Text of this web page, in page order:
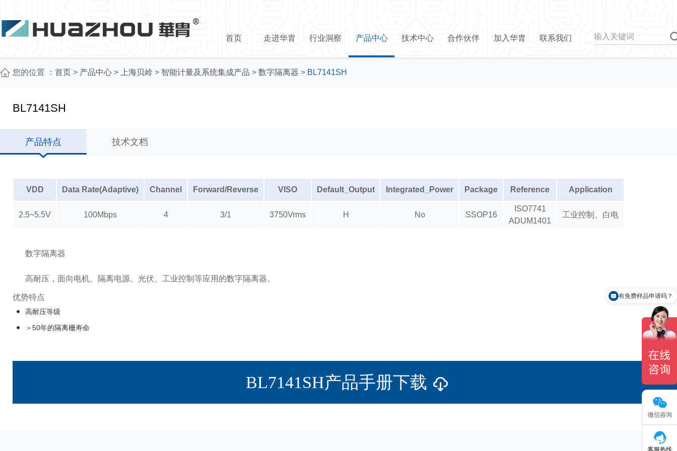
首页 走进华胄 行业洞察 产品中心 技术中心 合作伙伴 加入华胄 联系我们
您的位置 ： 首页 > 产品中心 > 上海贝岭 > 智能计量及系统集成产品 > 数字隔离器 > BL7141SH
BL7141SH
产品特点 技术文档
VDD Data Rate(Adaptive) Channel Forward/Reverse VISO Default_Output Integrated_Power Package Reference Application
2.5~5.5V 100Mbps 4 3/1 3750Vrms H No SSOP16
ISO7741
ADUM1401
工业控制、白电
数字隔离器
高耐压，面向电机、隔离电源、光伏、工业控制等应用的数字隔离器。
优势特点
高耐压等级
＞50年的隔离栅寿命
BL7141SH产品手册下载
微信咨询
客服热线
有免费样品申请吗？